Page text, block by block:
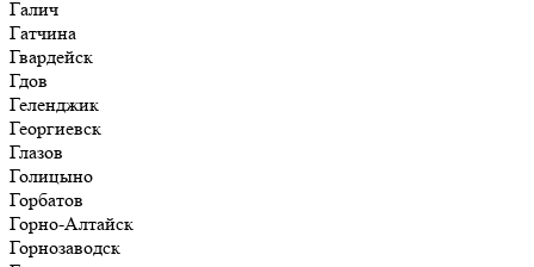
Галич
Гатчина
Гвардейск
Гдов
Геленджик
Георгиевск
Глазов
Голицыно
Горбатов
Горно-Алтайск
Горнозаводск